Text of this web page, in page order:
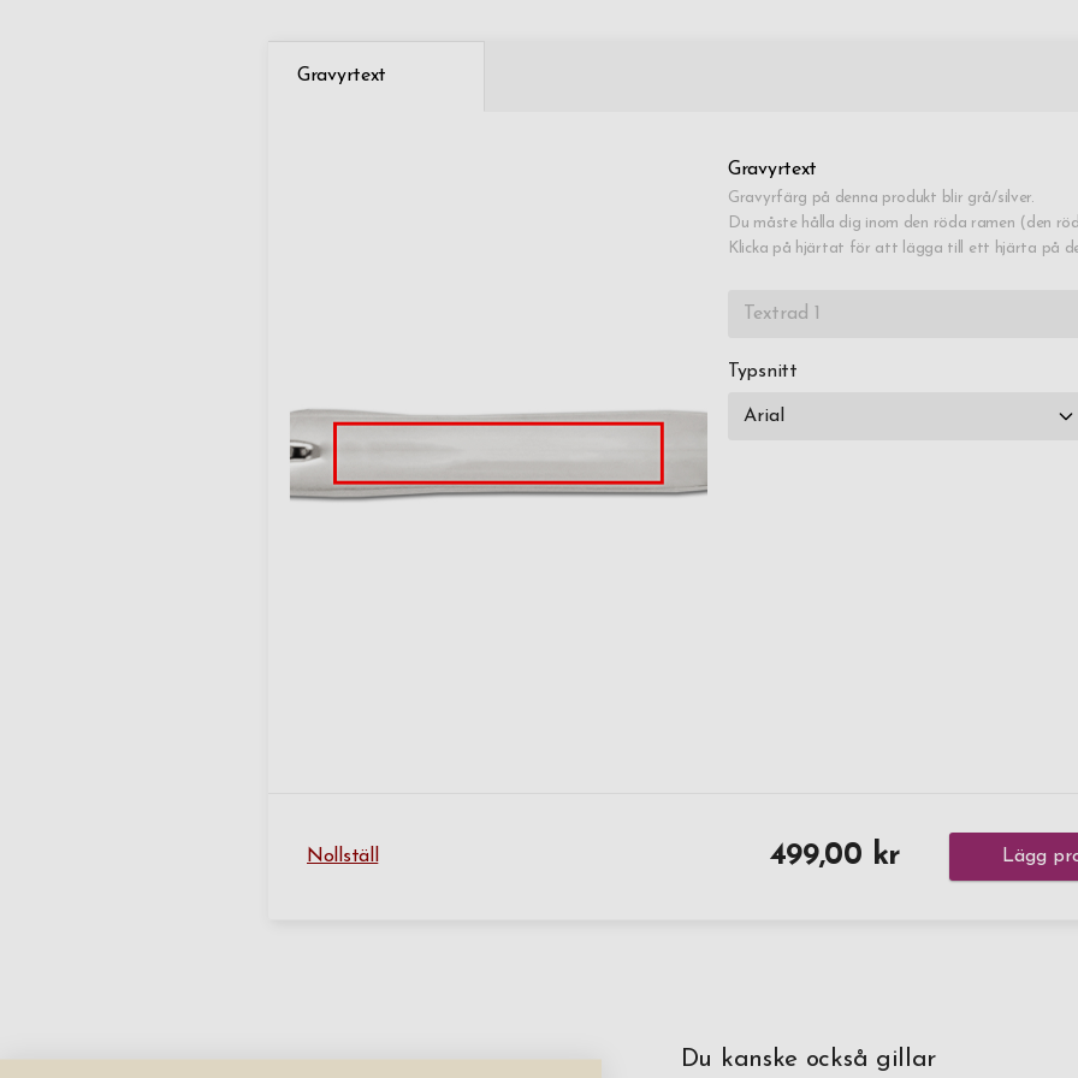
Gravyrtext
Gravyrtext
Gravyrfärg på denna produkt blir grå/silver.
Du måste hålla dig inom den röda ramen (den
Klicka på hjärtat för att lägga till ett hjärta på
Typsnitt
Nollställ 499,00 kr Lägg
Du kanske också gillar